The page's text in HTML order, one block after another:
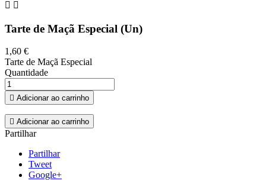
 
Tarte de Maçã Especial (Un)
1,60 €
Tarte de Maçã Especial
Quantidade
 Adicionar ao carrinho
 Adicionar ao carrinho
Partilhar
Partilhar
Tweet
Google+